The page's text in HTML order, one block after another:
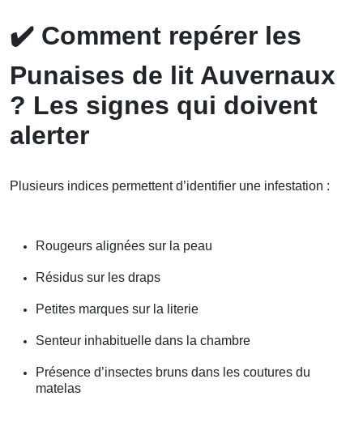
✔️ Comment repérer les
Punaises de lit Auvernaux
? Les signes qui doivent
alerter
Plusieurs indices permettent d’identifier une infestation :
Rougeurs alignées sur la peau
Résidus sur les draps
Petites marques sur la literie
Senteur inhabituelle dans la chambre
Présence d’insectes bruns dans les coutures du
matelas